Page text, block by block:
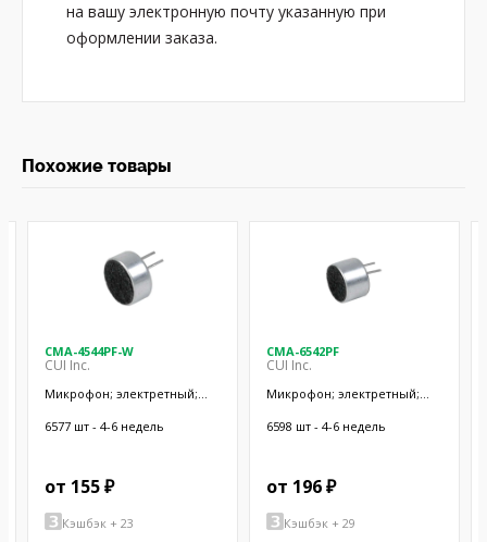
на вашу электронную почту указанную при
оформлении заказа.
Похожие товары
CMA-4544PF-W
CUI Inc.
Микрофон; электретный;
Ø9,7x4,5мм; SMT
6577 шт - 4-6 недель
от 155 ₽
Кэшбэк + 23
CMA-6542PF
CUI Inc.
Микрофон; электретный;
Ø9,4x6,5мм; SMT
6598 шт - 4-6 недель
от 196 ₽
Кэшбэк + 29